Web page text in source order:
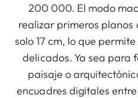
200 000. El modo
realizar primeros
solo 17 cm, lo que
delicados. Ya sea para
paisaje o
encuadres digitales